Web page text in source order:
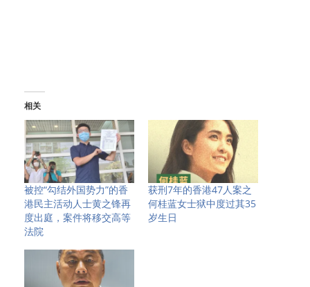
相关
被控“勾结外国势力”的香
港民主活动人士黄之锋再
度出庭，案件将移交高等
法院
获刑7年的香港47人案之
何桂蓝女士狱中度过其35
岁生日